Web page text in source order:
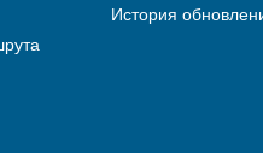
История